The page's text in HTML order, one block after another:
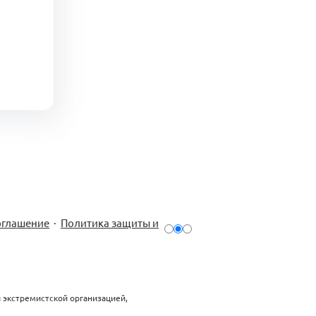
· Политика защиты и
организацией,